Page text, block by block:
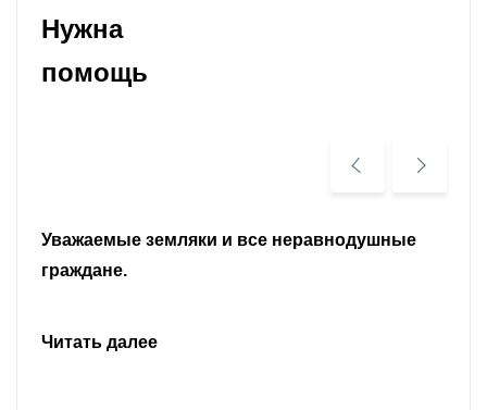
Нужна
помощь
Уважаемые земляки и все неравнодушные
граждане.
Читать далее